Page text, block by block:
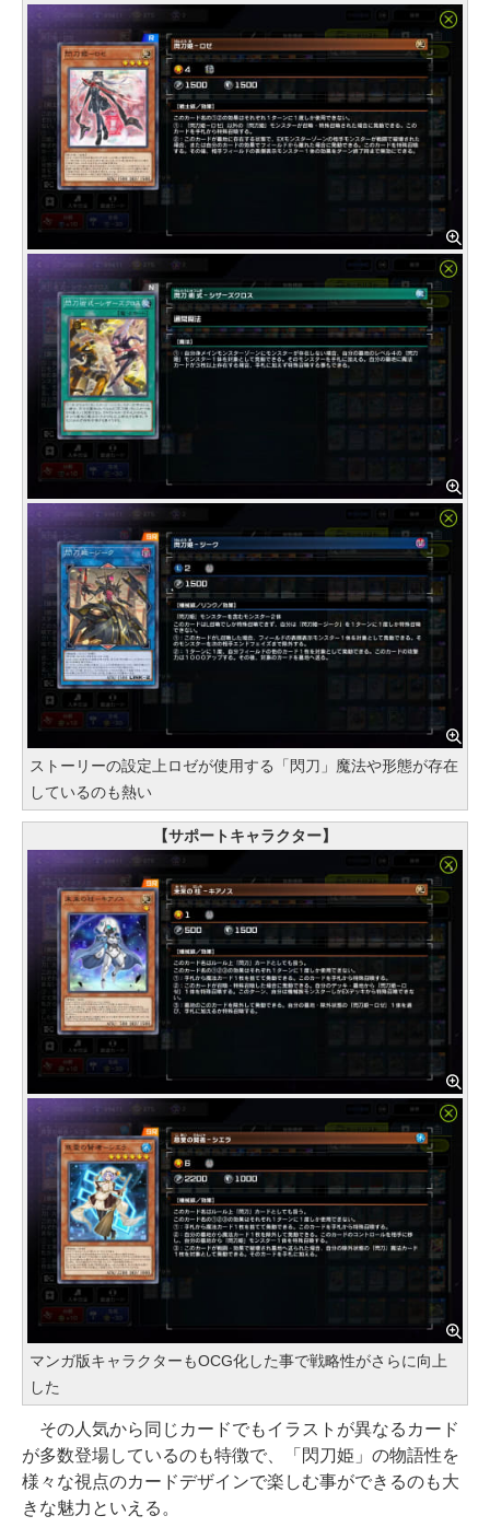
ストーリーの設定上ロゼが使用する「閃刀」魔法や形態が存在
しているのも熱い
【サポートキャラクター】
マンガ版キャラクターもOCG化した事で戦略性がさらに向上
した
その人気から同じカードでもイラストが異なるカード
が多数登場しているのも特徴で、「閃刀姫」の物語性を
様々な視点のカードデザインで楽しむ事ができるのも大
きな魅力といえる。